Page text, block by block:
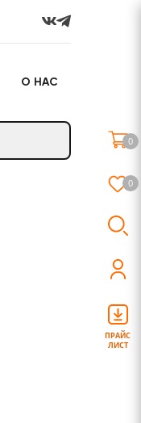
О НАС
0
0
ПРАЙС
ЛИСТ